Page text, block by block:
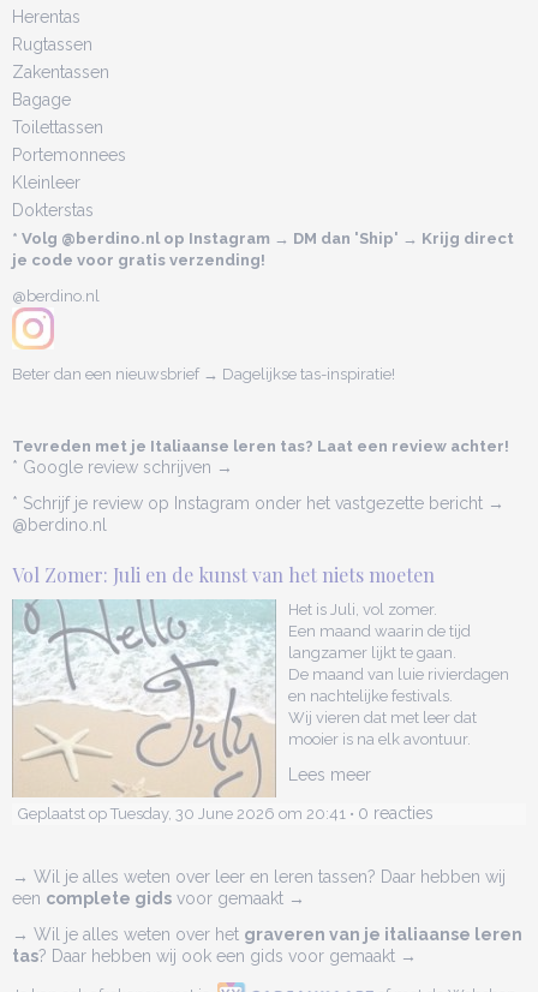
Herentas
Rugtassen
Zakentassen
Bagage
Toilettassen
Portemonnees
Kleinleer
Dokterstas
* Volg @berdino.nl op Instagram → DM dan 'Ship' → Krijg direct
je code voor gratis verzending!
@berdino.nl
Beter dan een nieuwsbrief → Dagelijkse tas-inspiratie!
Tevreden met je Italiaanse leren tas? Laat een review achter!
* Google review schrijven →
* Schrijf je review op Instagram onder het vastgezette bericht →
@berdino.nl
Vol Zomer: Juli en de kunst van het niets moeten
Het is Juli, vol zomer.
Een maand waarin de tijd
langzamer lijkt te gaan.
De maand van luie rivierdagen
en nachtelijke festivals.
Wij vieren dat met leer dat
mooier is na elk avontuur.
Lees meer
Geplaatst op Tuesday, 30 June 2026 om 20:41 • 0 reacties
→ Wil je alles weten over leer en leren tassen? Daar hebben wij
een complete gids voor gemaakt →
→ Wil je alles weten over het graveren van je italiaanse leren
tas? Daar hebben wij ook een gids voor gemaakt →